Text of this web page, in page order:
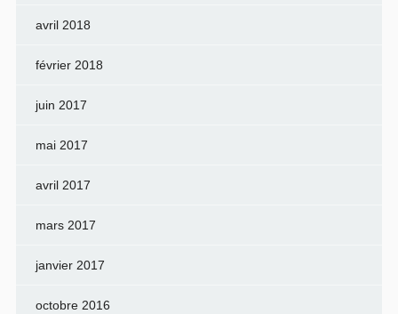
avril 2018
février 2018
juin 2017
mai 2017
avril 2017
mars 2017
janvier 2017
octobre 2016